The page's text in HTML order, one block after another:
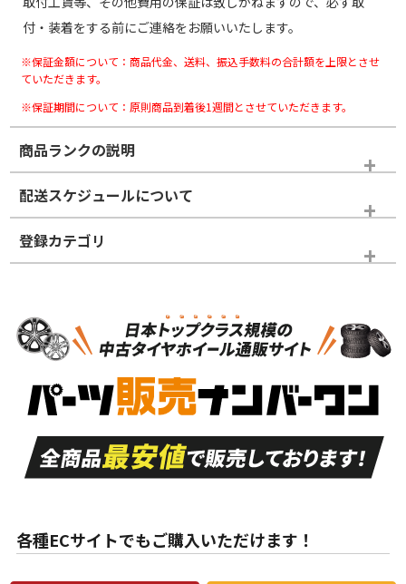
付・装着をする前にご連絡をお願いいたします。
※保証金額について：商品代金、送料、振込手数料の合計額を上限とさせ
ていただきます。
※保証期間について：原則商品到着後1週間とさせていただきます。
商品ランクの説明
※商品ランクは出品者の主観により判断しておりますので、あら
かじめご了承ください。
ホイールランク
S
品）
S
新車外し品（新古
付き
A
走行距離も少なく、
目立つ傷もほとんど
ない中古品
A
走行距離も少なく、
非常に状態の良い中
古品
な中古品
んどない中古品
配送スケジュールについて
登録カテゴリ
ホイールのみ
各種ECサイトでもご購入いただけます！